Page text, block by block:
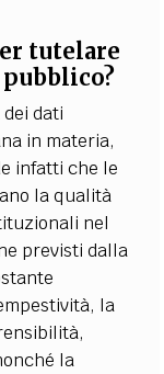
tutelare
dati
in materia,
infatti che le
la qualità
nel
previsti dalla
la
la